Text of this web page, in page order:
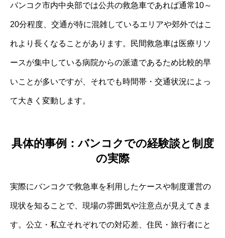
バンコク市内中央部では公共の救急車であれば通常10～
20分程度、交通が特に混雑しているエリアや郊外ではこ
れより長くなることがあります。民間救急車は医療リソ
ースが集中している病院からの派遣であるため比較的早
いことが多いですが、それでも時間帯・交通状況によっ
て大きく変動します。
具体的事例：バンコクでの経験談と制度
の実際
実際にバンコクで救急車を利用したケースや制度運営の
現状を知ることで、現場の雰囲気や注意点が見えてきま
す。公立・私立それぞれでの対応差、住民・旅行者にと